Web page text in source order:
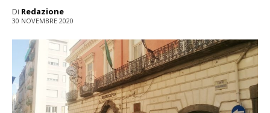
Di Redazione
30 NOVEMBRE 2020